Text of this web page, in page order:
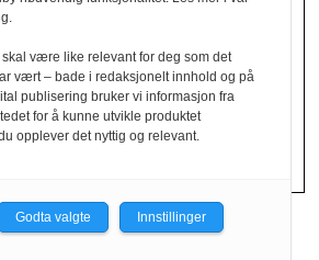
om cookies og
være like relevant for deg som det
vært – bade i redaksjonelt innhold og på
publisering bruker vi informasjon fra
for å kunne utvikle produktet
opplever det nyttig og relevant.
Godta valgte Innstillinger